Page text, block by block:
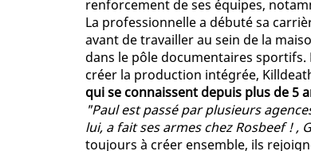
renforcement de ses équipes,
La professionnelle a débuté sa
avant de travailler au sein de la
dans le pôle documentaires sportifs.
créer la production intégrée,
qui se connaissent depuis plus de 5
"Paul est passé par plusieurs
lui, a fait ses armes chez Rosbeef ! ,
toujours à créer ensemble, ils